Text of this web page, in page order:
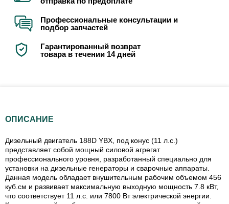
Профессиональные консультации и
подбор запчастей
Гарантированный возврат
товара в течении 14 дней
ОПИСАНИЕ
Дизельный двигатель 188D YBX, под конус (11 л.с.)
представляет собой мощный силовой агрегат
профессионального уровня, разработанный специально для
установки на дизельные генераторы и сварочные аппараты.
Данная модель обладает внушительным рабочим объемом 456
куб.см и развивает максимальную выходную мощность 7.8 кВт,
что соответствует 11 л.с. или 7800 Вт электрической энергии.